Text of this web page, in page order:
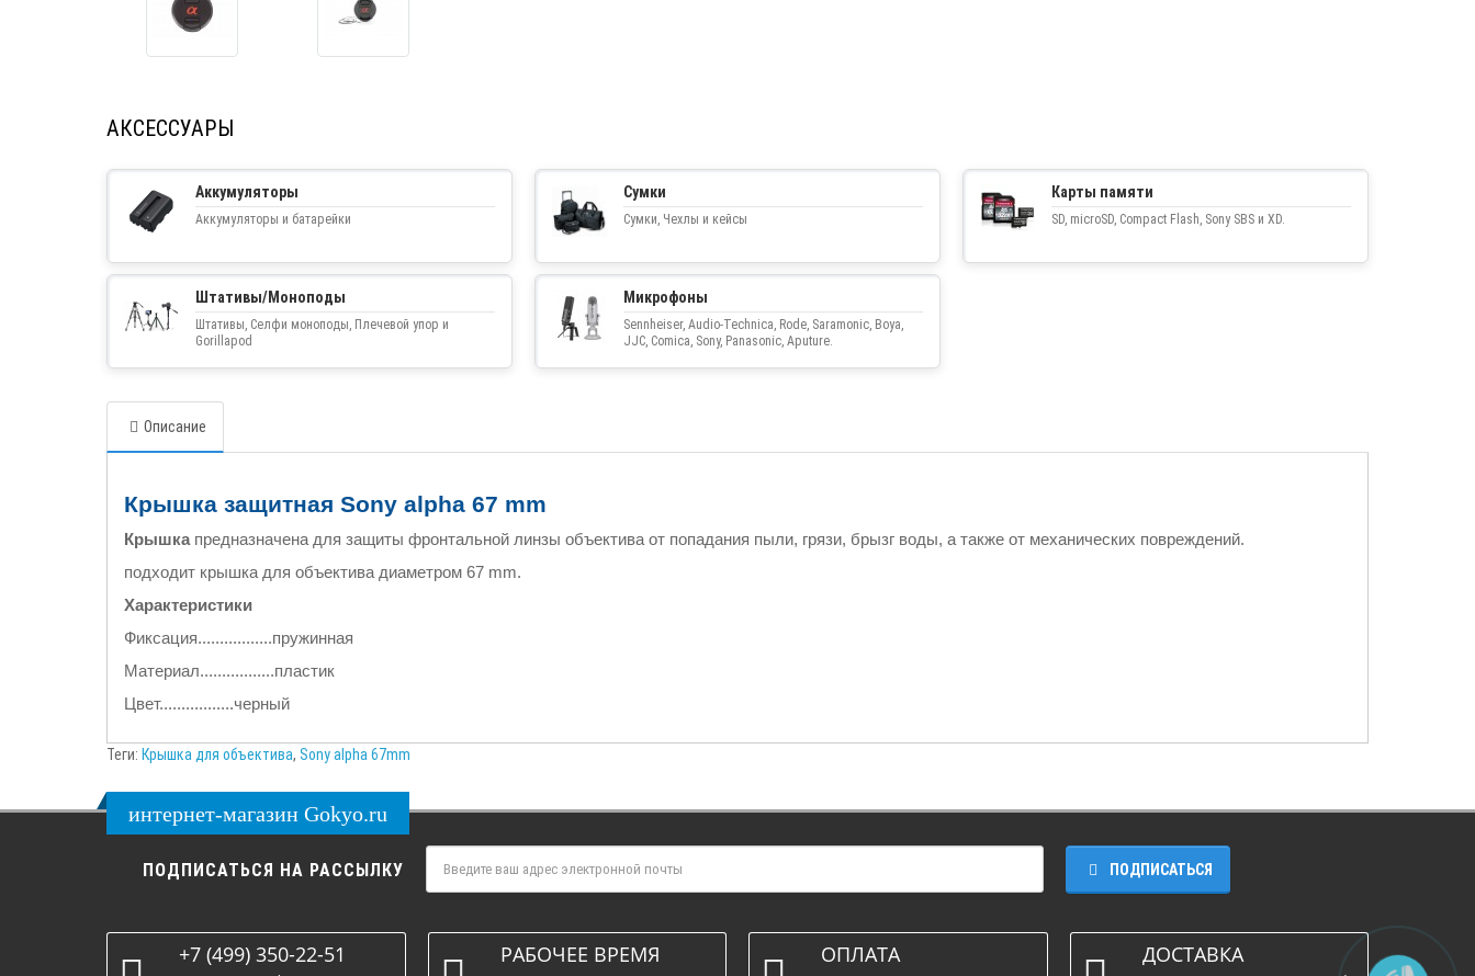
АКСЕССУАРЫ
Аккумуляторы
Аккумуляторы и батарейки
Сумки
Сумки, Чехлы и кейсы
Карты памяти
SD, microSD, Compact Flash, Sony SBS и XD.
Штативы/Моноподы
Штативы, Селфи моноподы, Плечевой упор и
Gorillapod
Микрофоны
Sennheiser, Audio-Technica, Rode, Saramonic, Boya,
JJC, Comica, Sony, Panasonic, Aputure.
Описание
Крышка защитная Sony alpha 67 mm
Крышка предназначена для защиты фронтальной линзы объектива от попадания пыли, грязи, брызг воды, а также от механических повреждений.
подходит крышка для объектива диаметром 67 mm.
Характеристики
Фиксация.................пружинная
Материал.................пластик
Цвет.................черный
Теги: Крышка для объектива, Sony alpha 67mm
интернет-магазин Gokyo.ru
ПОДПИСАТЬСЯ НА РАССЫЛКУ ПОДПИСАТЬСЯ
+7 (499) 350-22-51 РАБОЧЕЕ ВРЕМЯ ОПЛАТА ДОСТАВКА